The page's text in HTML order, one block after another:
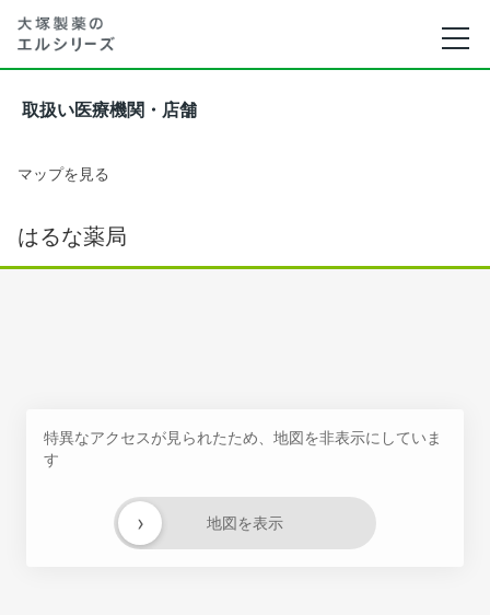
取扱い医療機関・店舗
マップを見る
はるな薬局
特異なアクセスが見られたため、地図を非表示にしていま
す
地図を表示
›